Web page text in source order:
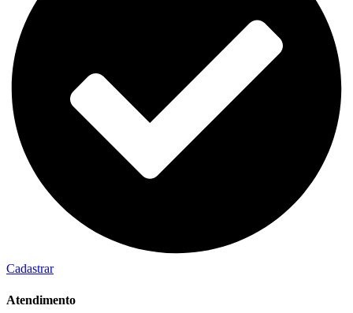
Cadastrar
Atendimento